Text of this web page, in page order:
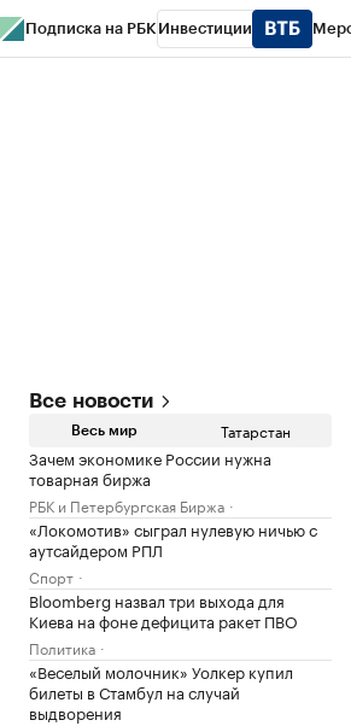
Подписка на РБК Инвестиции
Все новости
Весь мир Татарстан
Зачем экономике России нужна
товарная биржа
РБК и Петербургская Биржа
«Локомотив» сыграл нулевую ничью с
аутсайдером РПЛ
Спорт
Bloomberg назвал три выхода для
Киева на фоне дефицита ракет ПВО
Политика
«Веселый молочник» Уолкер купил
билеты в Стамбул на случай
выдворения